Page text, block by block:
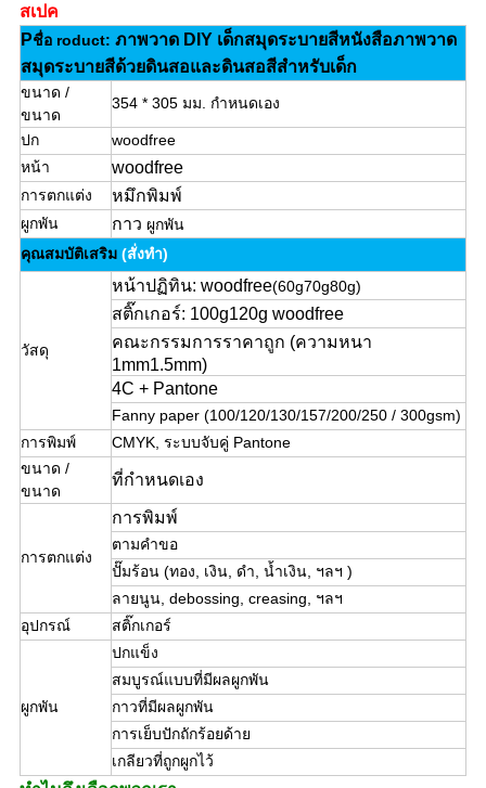
สเปค
Pชื่อ roduct: ภาพวาด DIY เด็กสมุดระบายสีหนังสือภาพวาด
สมุดระบายสีด้วยดินสอและดินสอสีสำหรับเด็ก
ขนาด /
ขนาด
354 * 305 มม. กำหนดเอง
ปก
woodfree
หน้า
woodfree
การตกแต่ง หมึกพิมพ์
ผูกพัน กาว ผูกพัน
คุณสมบัติเสริม (สั่งทำ)
วัสดุ
หน้าปฏิทิน: woodfree(60g70g80g)
สติ๊กเกอร์: 100g120g woodfree
คณะกรรมการราคาถูก (ความหนา
1mm1.5mm)
4C + Pantone
Fanny paper (100/120/130/157/200/250 / 300gsm)
การพิมพ์
CMYK, ระบบจับคู่ Pantone
ขนาด /
ขนาด
ที่กำหนดเอง
การตกแต่ง
การพิมพ์
ตามคำขอ
ปั๊มร้อน (ทอง, เงิน, ดำ, น้ำเงิน, ฯลฯ )
ลายนูน, debossing, creasing, ฯลฯ
อุปกรณ์
สติ๊กเกอร์
ผูกพัน
ปกแข็ง
สมบูรณ์แบบที่มีผลผูกพัน
กาวที่มีผลผูกพัน
การเย็บปักถักร้อยด้าย
เกลียวที่ถูกผูกไว้